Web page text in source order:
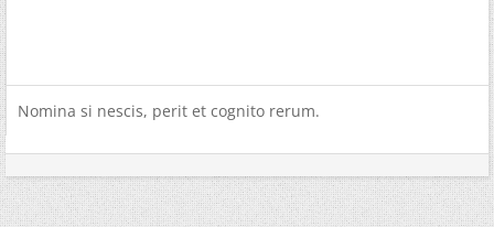
Nomina si nescis, perit et cognito rerum.